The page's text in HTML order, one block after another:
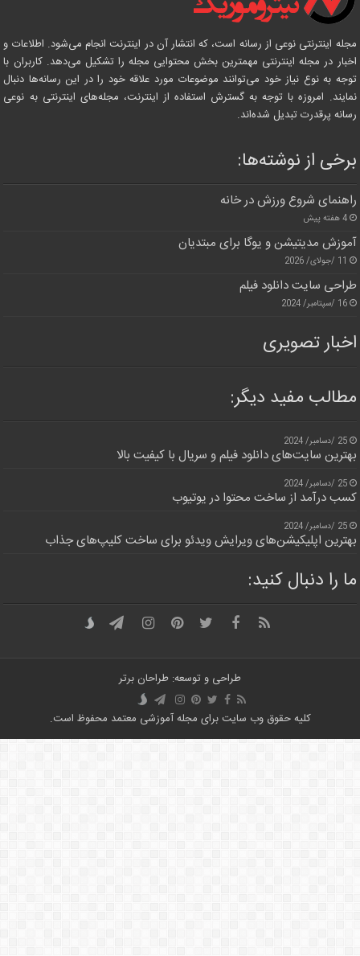
مجله اینترنتی نوعی از رسانه است، که انتشار آن در اینترنت انجام می‌شود. اطلاعات و
اخبار در مجله اینترنتی مهمترین بخش محتوایی مجله را تشکیل می‌دهد. کاربران با
توجه به نوع نیاز خود می‌توانند موضوعات مورد علاقه خود را در این رسانه‌ها دنبال
نمایند. امروزه با توجه به گسترش استفاده از اینترنت، مجله‌های اینترنتی به نوعی
رسانه پرقدرت تبدیل شده‌اند.
برخی از نوشته‌ها:
راهنمای شروع ورزش در خانه
4 هفته پیش
آموزش مدیتیشن و یوگا برای مبتدیان
11 /جولای/ 2026
طراحی سایت دانلود فیلم
16 /سپتامبر/ 2024
اخبار تصویری
مطالب مفید دیگر:
25 /دسامبر/ 2024
بهترین سایت‌های دانلود فیلم و سریال با کیفیت بالا
25 /دسامبر/ 2024
کسب درآمد از ساخت محتوا در یوتیوب
25 /دسامبر/ 2024
بهترین اپلیکیشن‌های ویرایش ویدئو برای ساخت کلیپ‌های جذاب
ما را دنبال کنید:
طراحی و توسعه: طراحان برتر
کلیه حقوق وب سایت برای مجله آموزشی معتمد محفوظ است.